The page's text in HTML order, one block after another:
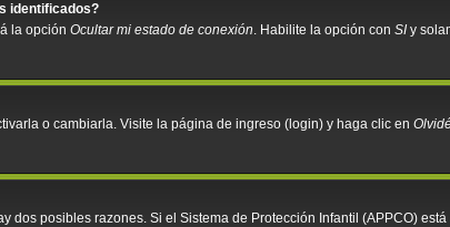
identificados?
la opción Ocultar mi estado de conexión. Habilite la opción con SI y
o cambiarla. Visite la página de ingreso (login) y haga clic en
dos posibles razones. Si el Sistema de Protección Infantil (APPCO)